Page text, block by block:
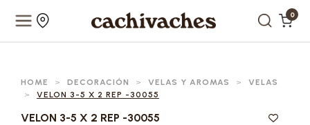
0
HOME > DECORACIÓN > VELAS Y AROMAS >
VELAS
>
VELON 3-5 X 2 REP -30055
VELON 3-5 X 2 REP -30055